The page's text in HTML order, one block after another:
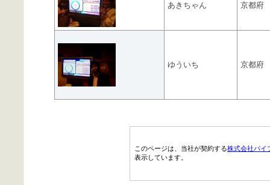
あきちゃん 京都府
ゆういち 京都府
このページは、当社が契約する株式会社パイ
表示しています。